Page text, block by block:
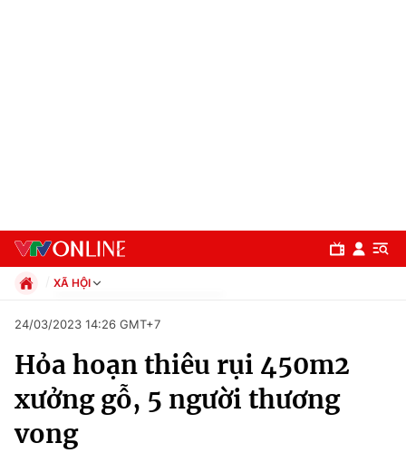
Chuyên mục
Chính trị
XÃ HỘI
Xã hội
Pháp luật
Thể thao
Truyền hình
24/03/2023 14:26 GMT+7
Hỏa hoạn thiêu rụi 450m2
xưởng gỗ, 5 người thương
vong